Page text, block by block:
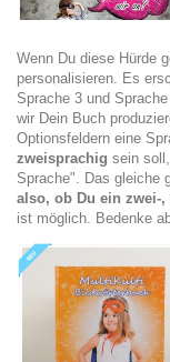
Wenn Du diese Hürde
personalisieren. Es
Sprache 3 und
wir Dein Buch
Optionsfeldern eine
zweisprachig sein
Sprache". Das gleiche
also, ob Du ein zwei-
ist möglich. Bedenke